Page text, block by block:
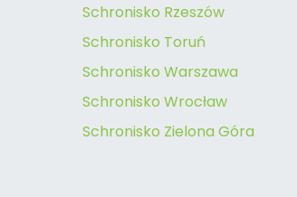
Schronisko Rzeszów
Schronisko Toruń
Schronisko Warszawa
Schronisko Wrocław
Schronisko Zielona Góra